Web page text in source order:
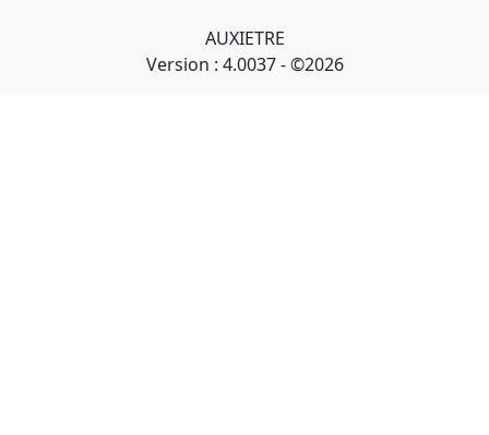
AUXIETRE
Version : 4.0037 - ©2026